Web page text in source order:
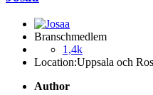
Branschmedlem
1,4k
Location:Uppsala och
Author